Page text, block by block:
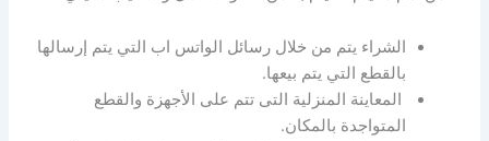
الشراء يتم من خلال رسائل الواتس اب التي يتم إرسالها
بالقطع التي يتم بيعها.
المعاينة المنزلية التى تتم على الأجهزة والقطع
المتواجدة بالمكان.